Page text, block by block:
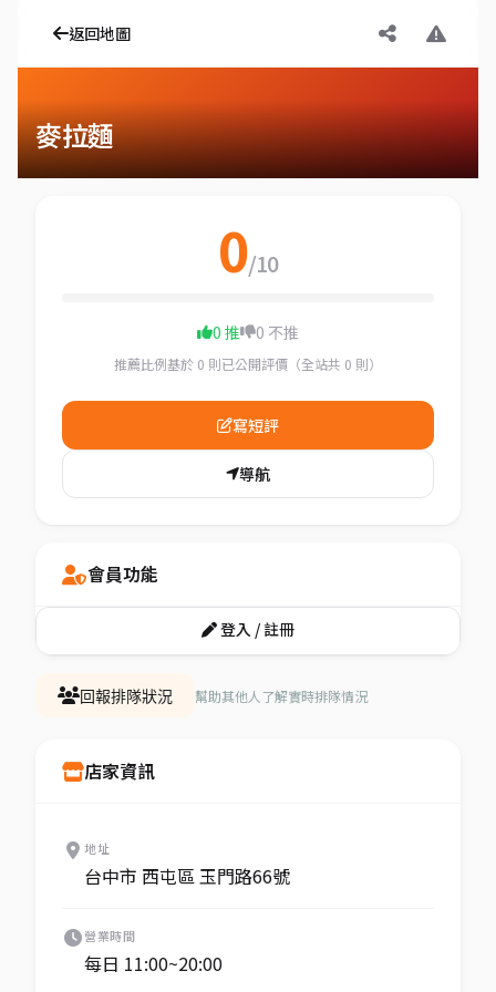
返回地圖
麥拉麵
回報排隊狀況 幫助其他人了解實時排隊情況
店家資訊
地址
台中市 西屯區 玉門路66號
營業時間
每日 11:00~20:00
0/10
0 推 0 不推
推薦比例基於 0 則已公開評價（全站共 0 則）
寫短評
導航
會員功能
登入 / 註冊